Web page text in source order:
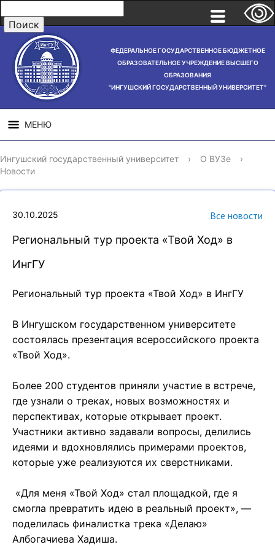
ФЕДЕРАЛЬНОЕ ГОСУДАРСТВЕННОЕ БЮДЖЕТНОЕ
ОБРАЗОВАТЕЛЬНОЕ УЧРЕЖДЕНИЕ ВЫСШЕГО
ОБРАЗОВАНИЯ
"ИНГУШСКИЙ ГОСУДАРСТВЕННЫЙ УНИВЕРСИТЕТ"
МЕНЮ
СВЕДЕНИЯ ОБ
ОБРАЗОВАТЕЛЬНОЙ
НАУЧНАЯ
ДЕЯТЕЛЬНОСТЬ
Ингушский государственный университет › О ВУЗе
›
Новости
30.10.2025 Все новости
Региональный тур проекта «Твой Ход» в
ИнгГУ
Региональный тур проекта «Твой Ход» в ИнгГУ
В Ингушском государственном университете
состоялась презентация всероссийского проекта
«Твой Ход».
Более 200 студентов приняли участие в встрече,
где узнали о треках, новых возможностях и
перспективах, которые открывает проект.
Участники активно задавали вопросы, делились
идеями и вдохновлялись примерами проектов,
которые уже реализуются их сверстниками.
«Для меня «Твой Ход» стал площадкой, где я
смогла превратить идею в реальный проект», —
поделилась финалистка трека «Делаю»
Албогачиева Хадиша.